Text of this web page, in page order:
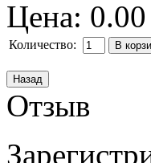
Цена:
Количество:
Отзыв